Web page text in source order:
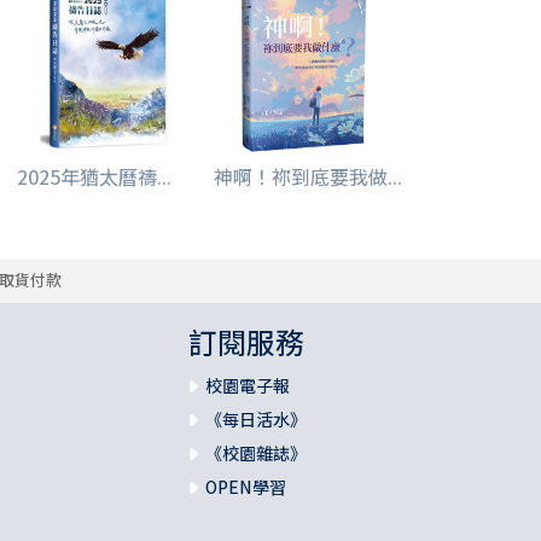
2025年猶太曆禱... 神啊！祢到底要我做...
貨付款
訂閱服務
校園電子報
《每日活水》
《校園雜誌》
OPEN學習